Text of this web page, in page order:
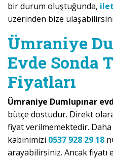
bir durum oluştuğunda,
üzerinden bize
Ümraniye
Evde Sonda
Fiyatları
Ümraniye Dumlupınar
bütçe dostudur. Direkt
fiyat verilmemektedir. Daha
kabinimizi 0537 928 29 18
arayabilirsiniz. Ancak fiyatı